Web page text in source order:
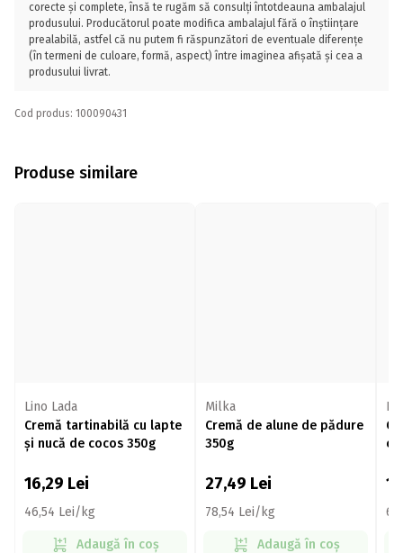
corecte și complete, însă te rugăm să consulți întotdeauna ambalajul
produsului. Producătorul poate modifica ambalajul fără o înștiințare
prealabilă, astfel că nu putem fi răspunzători de eventuale diferențe
(în termeni de culoare, formă, aspect) între imaginea afișată și cea a
produsului livrat.
Cod produs: 100090431
Produse similare
Lino Lada
Cremă tartinabilă cu lapte
și nucă de cocos 350g
16,29 Lei
46,54 Lei/kg
Adaugă în coș
Milka
Cremă de alune de pădure
350g
27,49 Lei
78,54 Lei/kg
Adaugă în coș